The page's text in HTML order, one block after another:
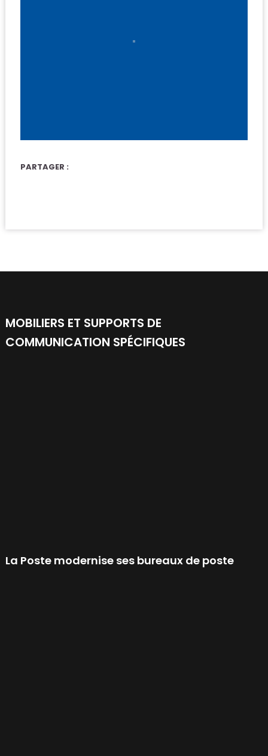
PARTAGER :
MOBILIERS ET SUPPORTS DE
COMMUNICATION SPÉCIFIQUES
La Poste modernise ses bureaux de poste